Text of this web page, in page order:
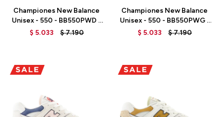
Championes New Balance
Unisex - 550 - BB550PWD -
TURTLEDOVE
$ 5.033 $7.190
Championes New Balance
Unisex - 550 - BB550PWG -
WHITE
$ 5.033 $7.190